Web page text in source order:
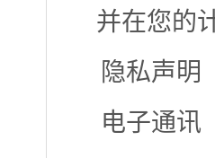
并在您的
隐私声明
电子通讯